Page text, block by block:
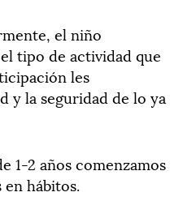
el niño
tipo de actividad que
les
y la seguridad de lo ya
1-2 años comenzamos
hábitos.